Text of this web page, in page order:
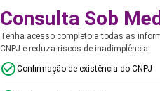
Consulta Sob
Tenha acesso completo a todas as
CNPJ e reduza riscos de inadimplência.
Confirmação de existência do CNPJ